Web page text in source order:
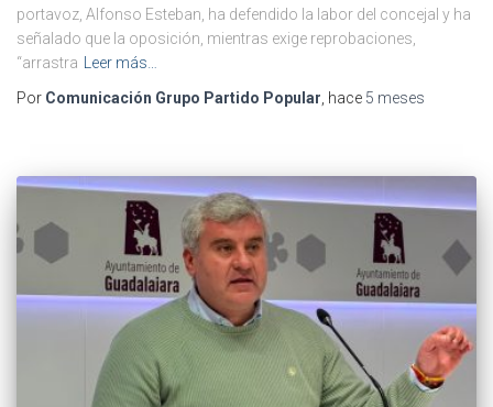
portavoz, Alfonso Esteban, ha defendido la labor del concejal y ha
señalado que la oposición, mientras exige reprobaciones,
“arrastra
Leer más…
Por Comunicación Grupo Partido Popular , hace 5 meses